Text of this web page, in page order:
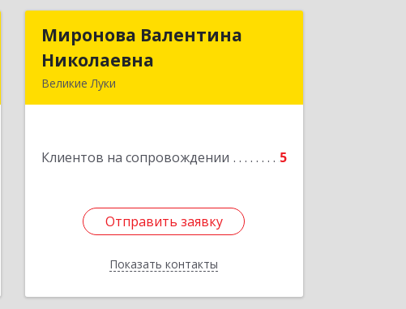
Миронова Валентина
Николаевна
Великие Луки
Клиентов на сопровождении 5
Отправить заявку
Показать контакты
Миронова Валентина
Отправить заявку
Назад